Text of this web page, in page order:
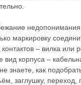
маркировку
– вилка или
вид корпуса –
знаете, как
заглушку, переход,